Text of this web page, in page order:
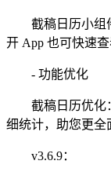
截稿日历小组件
开 App 也可快速
- 功能优化
截稿日历优化：
细统计，助您更全
v3.6.9：